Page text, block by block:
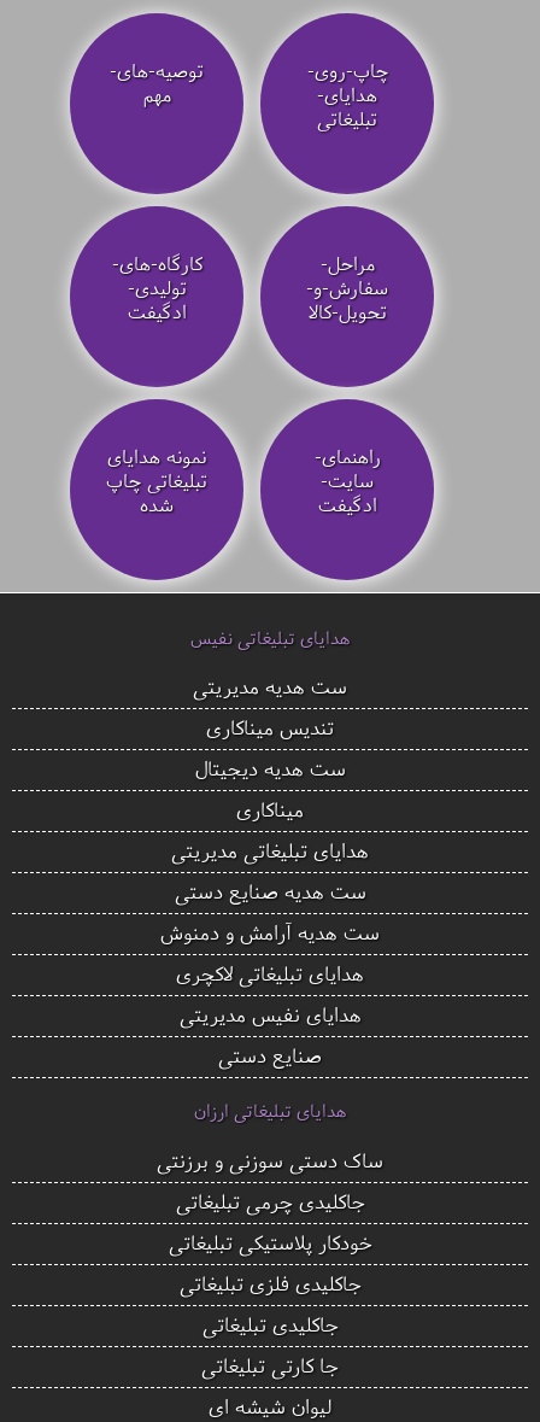
چاپ-روی-
هدایای-
تبلیغاتی
توصیه‌-های-
مهم
مراحل-
سفارش-و-
تحویل-کالا
کارگاه-های-
تولیدی-
ادگیفت
راهنمای-
سایت-
ادگیفت
نمونه هدایای
تبلیغاتی چاپ
شده
هدایای تبلیغاتی نفیس
ست هدیه مدیریتی
تندیس میناکاری
ست هدیه دیجیتال
میناکاری
هدایای تبلیغاتی مدیریتی
ست هدیه صنایع دستی
ست هدیه آرامش و دمنوش
هدایای تبلیغاتی لاکچری
هدایای نفیس مدیریتی
صنایع دستی
هدایای تبلیغاتی ارزان
ساک دستی سوزنی و برزنتی
جاکلیدی چرمی تبلیغاتی
خودکار پلاستیکی تبلیغاتی
جاکلیدی فلزی تبلیغاتی
جاکلیدی تبلیغاتی
جا کارتی تبلیغاتی
لیوان شیشه ای